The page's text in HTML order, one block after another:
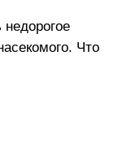
Что